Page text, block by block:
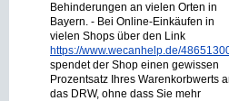
Behinderungen an vielen Orten in
Bayern. - Bei Online-Einkäufen in
vielen Shops über den Link
https://www.wecanhelp.de/
spendet der Shop einen gewissen
Prozentsatz Ihres Warenkorbwerts
das DRW, ohne dass Sie mehr